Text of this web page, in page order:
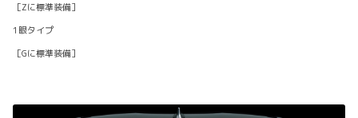
［Zに標準装備］
1眼タイプ
［Gに標準装備］